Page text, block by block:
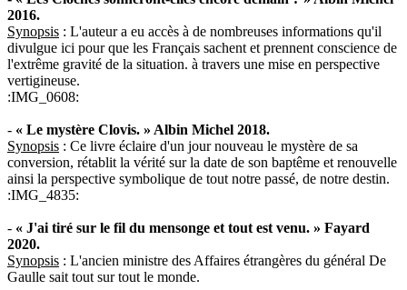
2016.
Synopsis : L'auteur a eu accès à de nombreuses informations qu'il
divulgue ici pour que les Français sachent et prennent conscience de
l'extrême gravité de la situation. à travers une mise en perspective
vertigineuse.
:IMG_0608:
- « Le mystère Clovis. » Albin Michel 2018.
Synopsis : Ce livre éclaire d'un jour nouveau le mystère de sa
conversion, rétablit la vérité sur la date de son baptême et renouvelle
ainsi la perspective symbolique de tout notre passé, de notre destin.
:IMG_4835:
- « J'ai tiré sur le fil du mensonge et tout est venu. » Fayard
2020.
Synopsis : L'ancien ministre des Affaires étrangères du général De
Gaulle sait tout sur tout le monde.